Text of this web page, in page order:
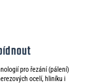
pro řezání (pálení)
ocelí, hliníku i